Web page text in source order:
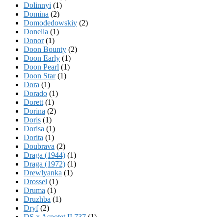
Dolinnyi (1)
Domina (2)
Domodedowskiy (2)
Donella (1)
Donor(1)
Doon Bounty (2)
Doon Early (1)
Doon Pearl (1)
Doon Star(1)
Dora (1)
Dorado (1)
Dorett (1)
Dorina (2)
Doris (1)
Dorisa (1)
Dorita (1)
Doubrava (2)
Draga (1944) (1)
Draga (1972) (1)
Drewlyanka (1)
Drossel (1)
Druma (1)
Druzhba (1)
Dryf(2)